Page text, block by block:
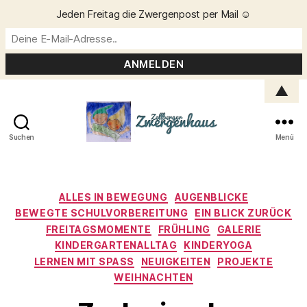
Suchen Menü
Kategorien
ALLES IN BEWEGUNG
AUGENBLICKE
BEWEGTE SCHULVORBEREITUNG
EIN BLICK ZURÜCK
FREITAGSMOMENTE
FRÜHLING
GALERIE
KINDERGARTENALLTAG
KINDERYOGA
LERNEN MIT SPASS
NEUIGKEITEN
PROJEKTE
WEIHNACHTEN
Jeden Freitag die Zwergenpost per Mail ☺️
▲